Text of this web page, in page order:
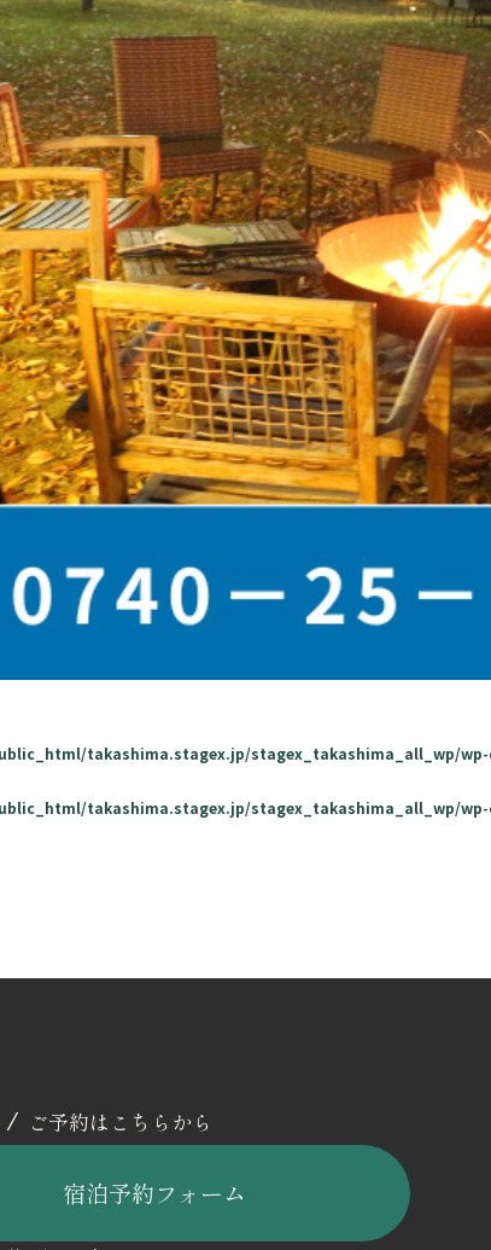
takashima.stagex.jp/stagex_takashima_all_wp/
takashima.stagex.jp/stagex_takashima_all_wp/
/ ご予約はこちらから
宿泊予約フォーム